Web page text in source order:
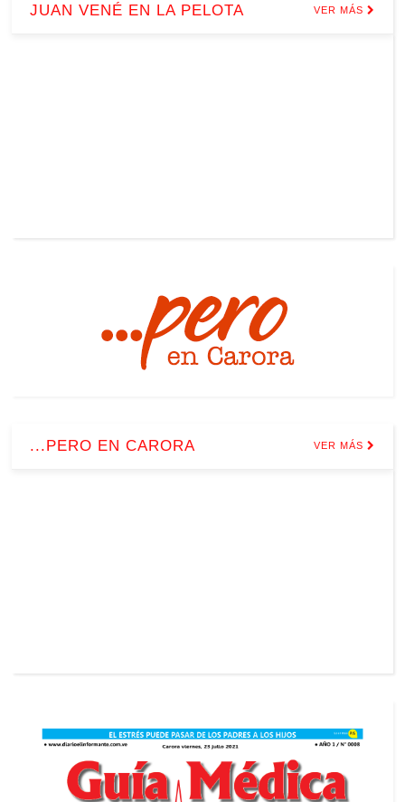
JUAN VENÉ EN LA PELOTA VER MÁS
...PERO EN CARORA VER MÁS